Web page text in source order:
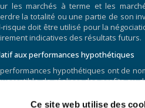
Ce site web utilise des
les marchés à terme et les
la totalité ou une partie de son
risque doit être utilisé pour la
indicatives des résultats futurs.
aux performances hypothétiques
hypothétiques ont de
de réaliser des profits ou
les résultats réels obtenus par la
avec le bénéfice du recul.